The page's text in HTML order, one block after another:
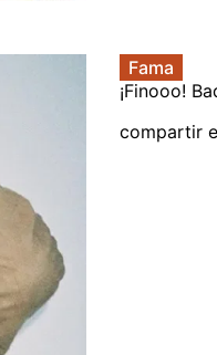
Fama
¡Finooo!
compartir